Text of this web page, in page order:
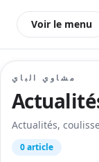
Voir le menu
مشاوي الباي
Actualités,
0 article